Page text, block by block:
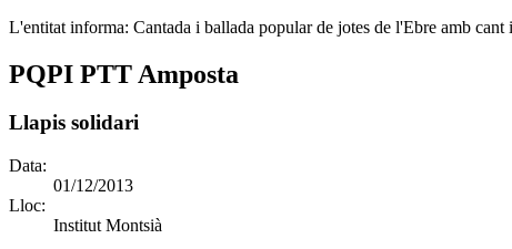
L'entitat informa: Cantada i ballada popular de jotes de l'Ebre amb
PQPI PTT Amposta
Llapis solidari
Data:
01/12/2013
Lloc:
Institut Montsià